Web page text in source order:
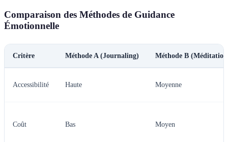
Comparaison des Méthodes de Guidance
Émotionnelle
Critère Méthode A (Journaling) Méthode B
Accessibilité Haute Moyenne
Coût Bas Moyen